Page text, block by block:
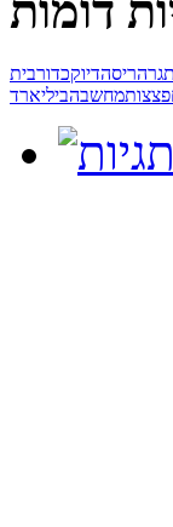
דומות
הריסהדיוקכדורבית
פצצותמחשבהביליארד